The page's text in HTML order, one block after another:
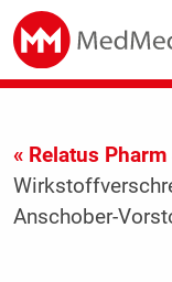
« Relatus
Anschober-